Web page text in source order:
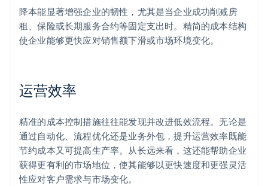
降本能显著增强企业的韧性，尤其是当企业成功削减房
租、保险或长期服务合约等固定支出时。精简的成本结构
使企业能够更快应对销售额下滑或市场环境变化。
运营效率
精准的成本控制措施往往能发现并改进低效流程。无论是
通过自动化、流程优化还是业务外包，提升运营效率既能
节约成本又可提高生产率。从长远来看，这还能帮助企业
获得更有利的市场地位，使其能够以更快速度和更强灵活
性应对客户需求与市场变化。